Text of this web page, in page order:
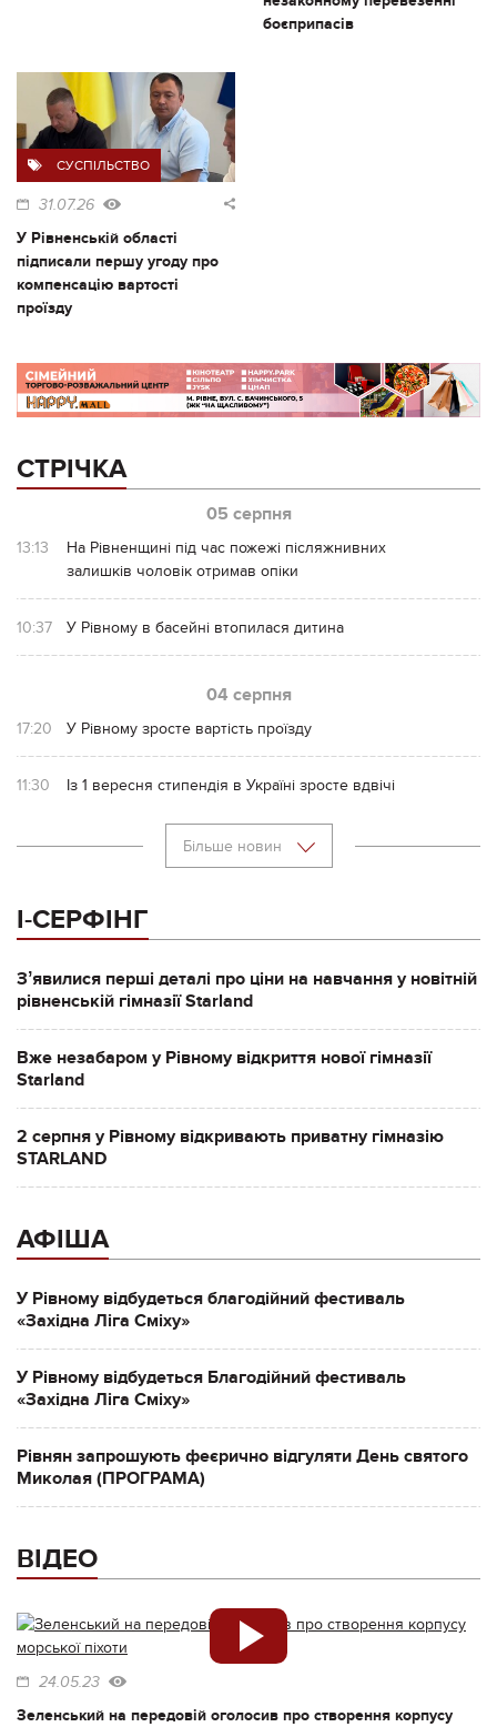
боєприпасів
СУСПІЛЬСТВО
31.07.26
У Рівненській області
підписали першу угоду про
компенсацію вартості
проїзду
СТРІЧКА
05 серпня
13:13
На Рівненщині під час пожежі післяжнивних
залишків чоловік отримав опіки
10:37 У Рівному в басейні втопилася дитина
04 серпня
17:20 У Рівному зросте вартість проїзду
11:30 Із 1 вересня стипендія в Україні зросте вдвічі
Більше новин
І-СЕРФІНГ
Зʼявилися перші деталі про ціни на навчання у новітній
рівненській гімназії Starland
Вже незабаром у Рівному відкриття нової гімназії
Starland
2 серпня у Рівному відкривають приватну гімназію
STARLAND
АФІША
У Рівному відбудеться благодійний фестиваль
«Західна Ліга Сміху»
У Рівному відбудеться Благодійний фестиваль
«Західна Ліга Сміху»
Рівнян запрошують феєрично відгуляти День святого
Миколая (ПРОГРАМА)
ВІДЕО
24.05.23
Зеленський на передовій оголосив про створення корпусу